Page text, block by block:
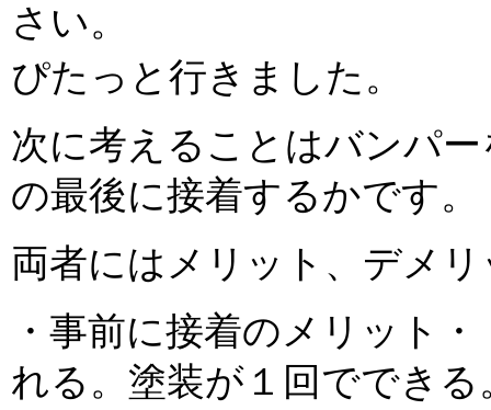
さい。
ぴたっと行きました。
次に考えることはバンパ
の最後に接着するかです。
両者にはメリット、デメ
・事前に接着のメリット
れる。塗装が１回ででき